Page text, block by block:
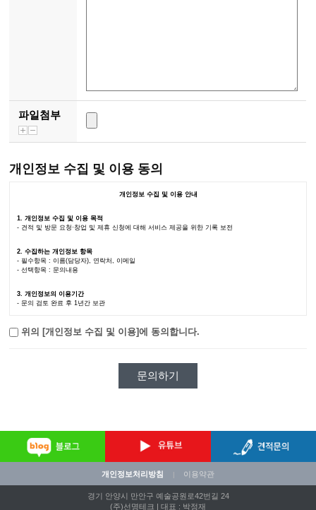
파일첨부
개인정보 수집 및 이용 동의
개인정보 수집 및 이용 안내
1.개인정보 수집 및 이용 목적
- 견적 및 방문 요청·창업 및 제휴 신청에 대해 서비스 제공을 위한 기록 보전
2.수집하는 개인정보 항목
- 필수항목 : 이름(담당자), 연락처, 이메일
- 선택항목 : 문의내용
3.개인정보의 이용기간
- 문의 검토 완료 후 1년간 보관
위의 [개인정보 수집 및 이용]에 동의합니다.
개인정보처리방침 | 이용약관
경기 안양시 만안구 예술공원로42번길 24
(주)선명테크 | 대표 : 박정재